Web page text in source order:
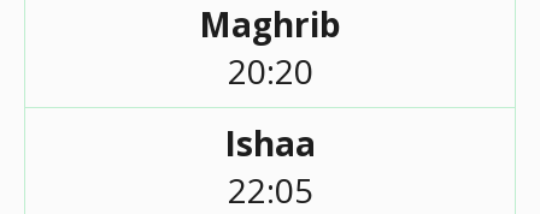
Maghrib
20:20
Ishaa
22:05